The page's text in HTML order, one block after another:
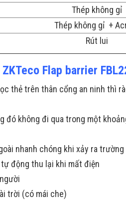
Thép không gỉ
Thép không gỉ +
Rút lui
Flap barrier
thẻ trên thân cổng an ninh thì
đó không đi qua trong một
nhanh chóng khi xảy ra
động thu lại khi mất điện
trời (có mái che)